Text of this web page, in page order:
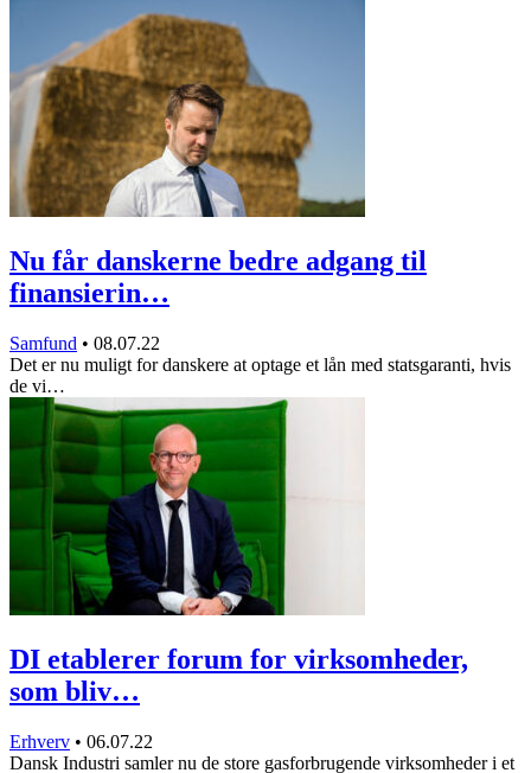
Nu får danskerne bedre adgang til
finansierin…
Samfund • 08.07.22
Det er nu muligt for danskere at optage et lån med statsgaranti, hvis
de vi…
DI etablerer forum for virksomheder,
som bliv…
Erhverv • 06.07.22
Dansk Industri samler nu de store gasforbrugende virksomheder i et